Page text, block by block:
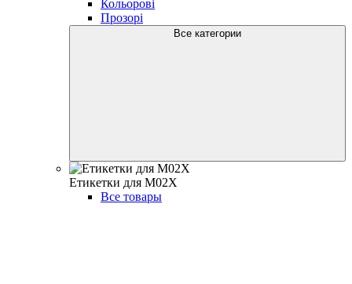
Кольорові
Прозорі
Все категории
Етикетки для M02X
Все товары